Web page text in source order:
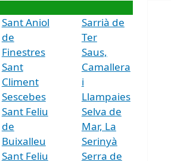
Sant Aniol
de
Finestres
Sant
Climent
Sescebes
Sant Feliu
de
Buixalleu
Sant Feliu
Sarrià de
Ter
Saus,
Camallera
i
Llampaies
Selva de
Mar, La
Serinyà
Serra de